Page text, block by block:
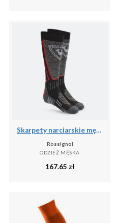
Skarpety narciarskie męskie Rossignol High Speed
Rossignol
ODZIEŻ MĘSKA
167.65 zł